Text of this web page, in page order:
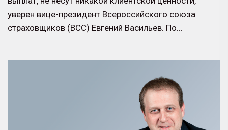
уверен вице-президент Всероссийского союза
страховщиков (ВСС) Евгений Васильев. По…